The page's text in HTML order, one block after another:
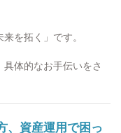
を拓く」です。
体的なお手伝いをさ
、資産運用で困っ